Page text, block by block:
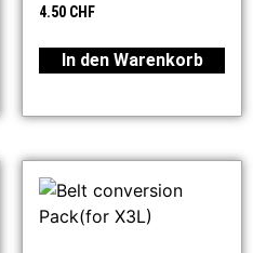
4.50 CHF
In den Warenkorb